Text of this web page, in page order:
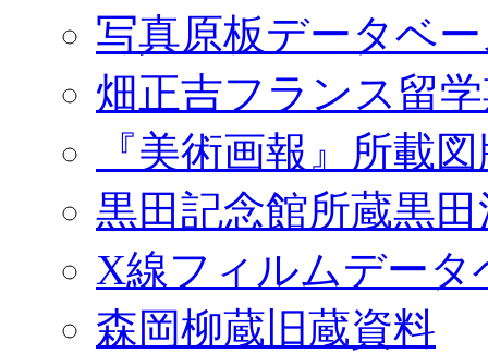
写真原板データベ
畑正吉フランス留
『美術画報』所載
黒田記念館所蔵黒
X線フィルムデータ
森岡柳蔵旧蔵資料